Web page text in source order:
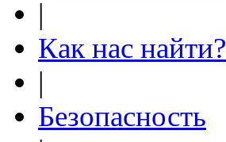
|
Как нас найти?
|
Безопасность